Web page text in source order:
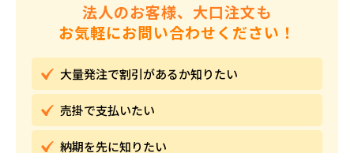
法人のお客様、大口注文も
お気軽にお問い合わせください！
大量発注で割引があるか知りたい
売掛で支払いたい
納期を先に知りたい